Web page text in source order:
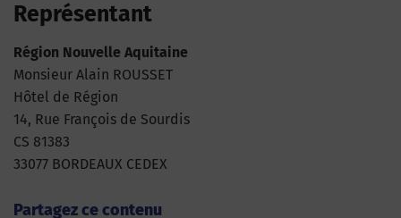
Représentant
Région Nouvelle Aquitaine
Monsieur Alain ROUSSET
Hôtel de Région
14, Rue François de Sourdis
CS 81383
33077 BORDEAUX CEDEX
Partagez ce contenu